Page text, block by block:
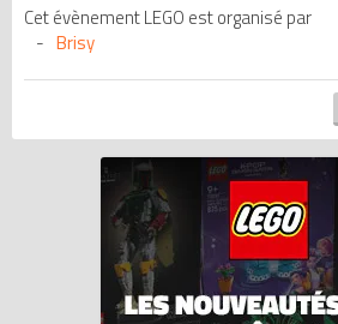
Cet évènement LEGO est organisé par
Brisy